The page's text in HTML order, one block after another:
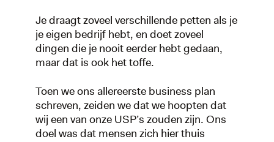
Je draagt zoveel verschillende petten als je
je eigen bedrijf hebt, en doet zoveel
dingen die je nooit eerder hebt gedaan,
maar dat is ook het toffe.
Toen we ons allereerste business plan
schreven, zeiden we dat we hoopten dat
wij een van onze USP’s zouden zijn. Ons
doel was dat mensen zich hier thuis